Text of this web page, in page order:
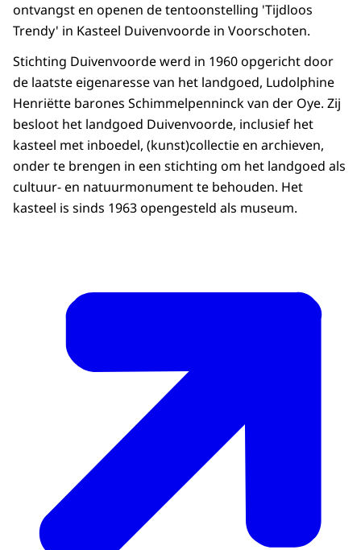
ontvangst en openen de tentoonstelling 'Tijdloos
Trendy' in Kasteel Duivenvoorde in Voorschoten.
Stichting Duivenvoorde werd in 1960 opgericht door
de laatste eigenaresse van het landgoed, Ludolphine
Henriëtte barones Schimmelpenninck van der Oye. Zij
besloot het landgoed Duivenvoorde, inclusief het
kasteel met inboedel, (kunst)collectie en archieven,
onder te brengen in een stichting om het landgoed als
cultuur- en natuurmonument te behouden. Het
kasteel is sinds 1963 opengesteld als museum.